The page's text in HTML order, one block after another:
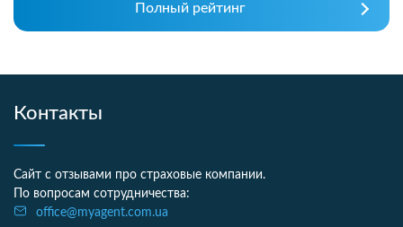
Полный рейтинг
Контакты
Сайт с отзывами про страховые компании.
По вопросам сотрудничества:
office@myagent.com.ua